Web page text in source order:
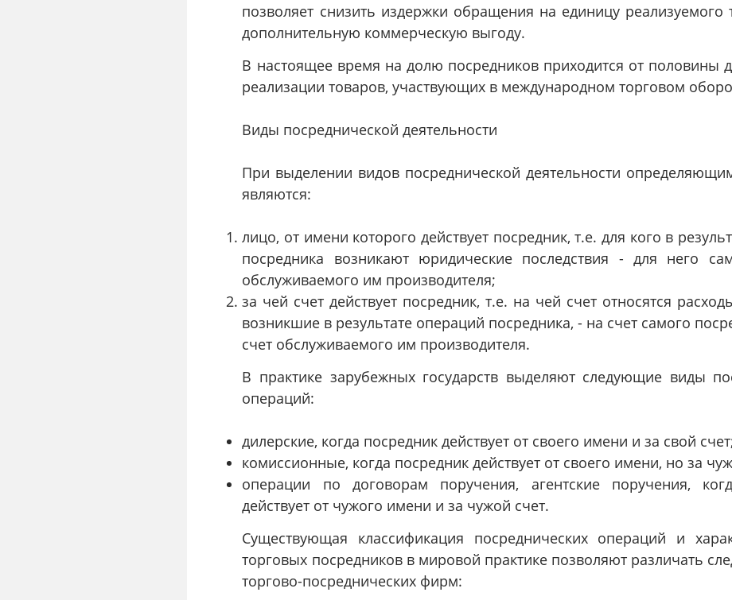
позволяет снизить издержки обращения на единицу реализуемого
дополнительную коммерческую выгоду.
В настоящее время на долю посредников приходится от половины
реализации товаров, участвующих в международном торговом
Виды посреднической деятельности
При выделении видов посреднической деятельности
являются:
лицо, от имени которого действует посредник, т.е. для кого в
посредника возникают юридические последствия - для него
обслуживаемого им производителя;
за чей счет действует посредник, т.е. на чей счет относятся
возникшие в результате операций посредника, - на счет самого
счет обслуживаемого им производителя.
В практике зарубежных государств выделяют следующие виды
операций:
дилерские, когда посредник действует от своего имени и за свой
комиссионные, когда посредник действует от своего имени, но за
операции по договорам поручения, агентские поручения,
действует от чужого имени и за чужой счет.
Существующая классификация посреднических операций и
торговых посредников в мировой практике позволяют различать
торгово-посреднических фирм: